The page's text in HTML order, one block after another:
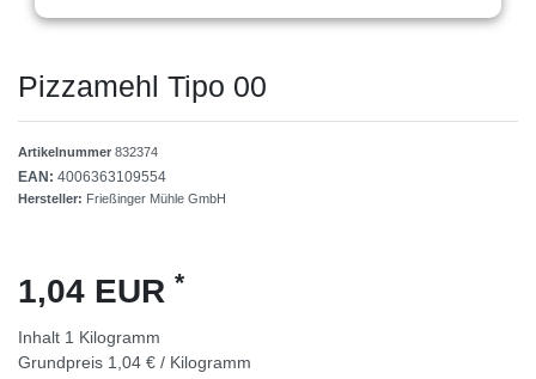
Pizzamehl Tipo 00
Artikelnummer 832374
EAN: 4006363109554
Hersteller: Frießinger Mühle GmbH
1,04 EUR *
Inhalt 1 Kilogramm
Grundpreis 1,04 € / Kilogramm